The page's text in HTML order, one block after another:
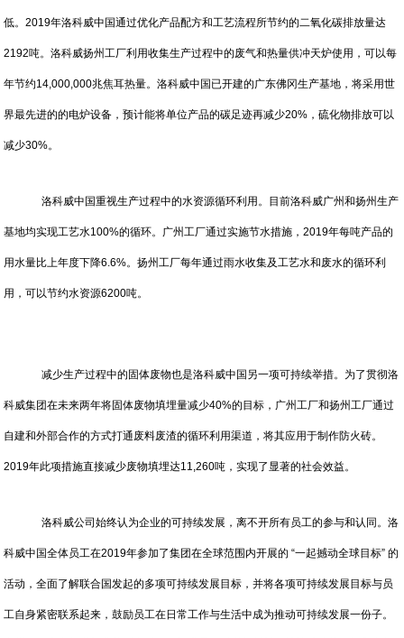
低。2019年洛科威中国通过优化产品配方和工艺流程所节约的二氧化碳排放量达
2192吨。洛科威扬州工厂利用收集生产过程中的废气和热量供冲天炉使用，可以每
年节约14,000,000兆焦耳热量。洛科威中国已开建的广东佛冈生产基地，将采用世
界最先进的的电炉设备，预计能将单位产品的碳足迹再减少20%，硫化物排放可以
减少30%。
洛科威中国重视生产过程中的水资源循环利用。目前洛科威广州和扬州生产
基地均实现工艺水100%的循环。广州工厂通过实施节水措施，2019年每吨产品的
用水量比上年度下降6.6%。扬州工厂每年通过雨水收集及工艺水和废水的循环利
用，可以节约水资源6200吨。
减少生产过程中的固体废物也是洛科威中国另一项可持续举措。为了贯彻洛
科威集团在未来两年将固体废物填埋量减少40%的目标，广州工厂和扬州工厂通过
自建和外部合作的方式打通废料废渣的循环利用渠道，将其应用于制作防火砖。
2019年此项措施直接减少废物填埋达11,260吨，实现了显著的社会效益。
洛科威公司始终认为企业的可持续发展，离不开所有员工的参与和认同。洛
科威中国全体员工在2019年参加了集团在全球范围内开展的 “一起撼动全球目标” 的
活动，全面了解联合国发起的多项可持续发展目标，并将各项可持续发展目标与员
工自身紧密联系起来，鼓励员工在日常工作与生活中成为推动可持续发展一份子。